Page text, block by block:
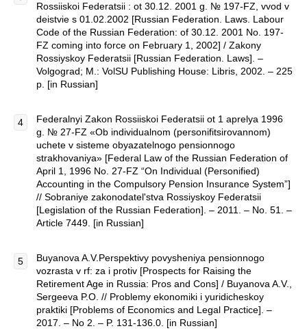
Rossiiskoi Federatsii : ot 30.12. 2001 g. № 197-FZ, vvod v
deistvie s 01.02.2002 [Russian Federation. Laws. Labour
Code of the Russian Federation: of 30.12. 2001 No. 197-
FZ coming into force on February 1, 2002] / Zakony
Rossiyskoy Federatsii [Russian Federation. Laws]. –
Volgograd; M.: VolSU Publishing House: Libris, 2002. – 225
p. [in Russian]
Federalnyi Zakon Rossiiskoi Federatsii ot 1 aprelya 1996
g. № 27-FZ «Ob individualnom (personifitsirovannom)
uchete v sisteme obyazatelnogo pensionnogo
strakhovaniya» [Federal Law of the Russian Federation of
April 1, 1996 No. 27-FZ “On Individual (Personified)
Accounting in the Compulsory Pension Insurance System”]
// Sobraniye zakonodatel'stva Rossiyskoy Federatsii
[Legislation of the Russian Federation]. – 2011. – No. 51. –
Article 7449. [in Russian]
Buyanova A.V.Perspektivy povysheniya pensionnogo
vozrasta v rf: za i protiv [Prospects for Raising the
Retirement Age in Russia: Pros and Cons] / Buyanova A.V.,
Sergeeva P.O. // Problemy ekonomiki i yuridicheskoy
praktiki [Problems of Economics and Legal Practice]. –
2017. – No 2. – P. 131-136.0. [in Russian]